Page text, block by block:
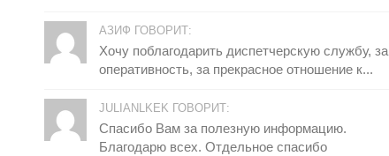
АЗИФ ГОВОРИТ:
Хочу поблагодарить диспетчерскую службу, за
оперативность, за прекрасное отношение к...
JULIANLKEK ГОВОРИТ:
Спасибо Вам за полезную информацию.
Благодарю всех. Отдельное спасибо